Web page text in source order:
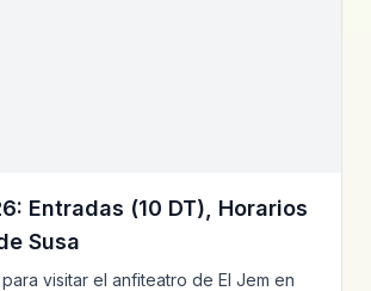
Entradas (10 DT), Horarios
Susa
visitar el anfiteatro de El Jem en